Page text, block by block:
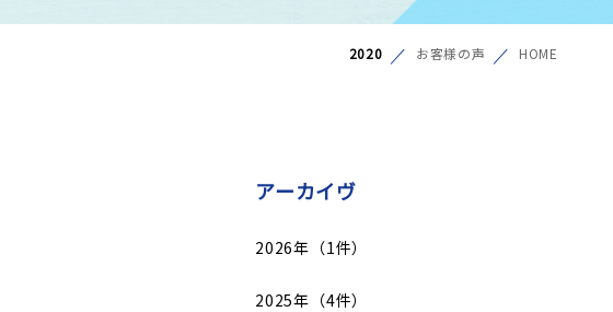
HOME
お客様の声
2020
アーカイヴ
2026年（1件）
2025年（4件）